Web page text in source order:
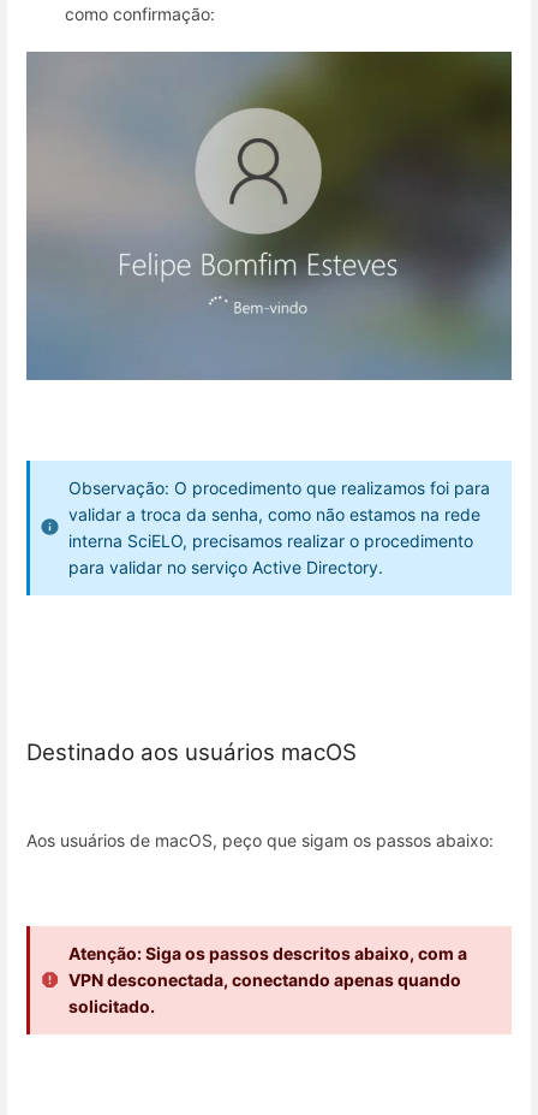
como confirmação:
Observação: O procedimento que realizamos foi para
validar a troca da senha, como não estamos na rede
interna SciELO, precisamos realizar o procedimento
para validar no serviço Active Directory.
Destinado aos usuários macOS
Aos usuários de macOS, peço que sigam os passos abaixo:
Atenção: Siga os passos descritos abaixo, com a
VPN desconectada, conectando apenas quando
solicitado.